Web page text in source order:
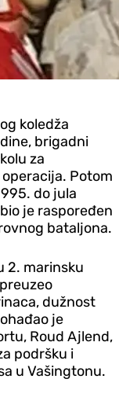
koledža
brigadni
za
Potom
do jula
je raspoređen
bataljona.
2. marinsku
dužnost
je
Roud Ajlend,
podršku i
u Vašingtonu.